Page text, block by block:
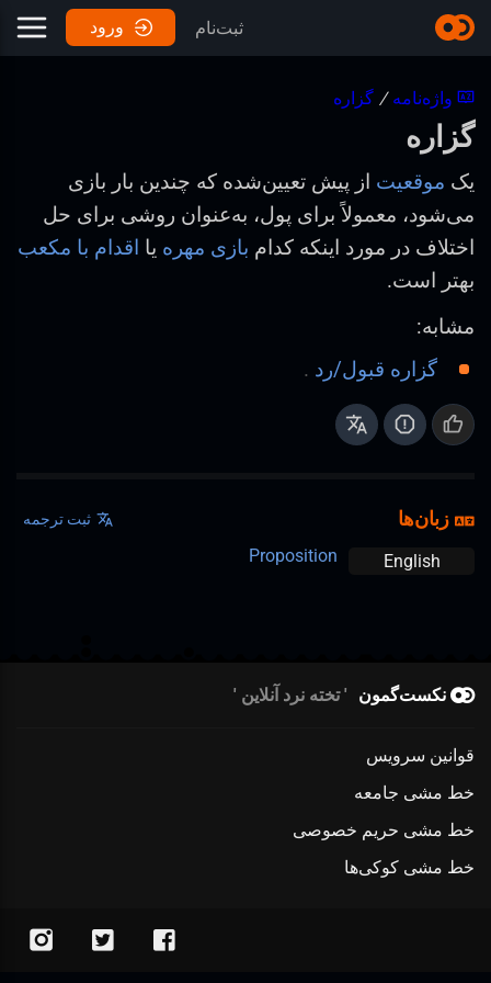
ثبت‌نام ورود
واژه‌نامه / گزاره
گزاره
یک موقعیت از پیش تعیین‌شده که چندین بار بازی
می‌شود، معمولاً برای پول، به‌عنوان روشی برای حل
اختلاف در مورد اینکه کدام بازی مهره یا اقدام با مکعب
بهتر است.
مشابه:
گزاره قبول/رد .
زبان‌ها ثبت ترجمه
English
Proposition
نکست‌گمون تخته نرد آنلاین
قوانین سرویس
خط مشی جامعه
خط مشی حریم خصوصی
خط مشی کوکی‌ها